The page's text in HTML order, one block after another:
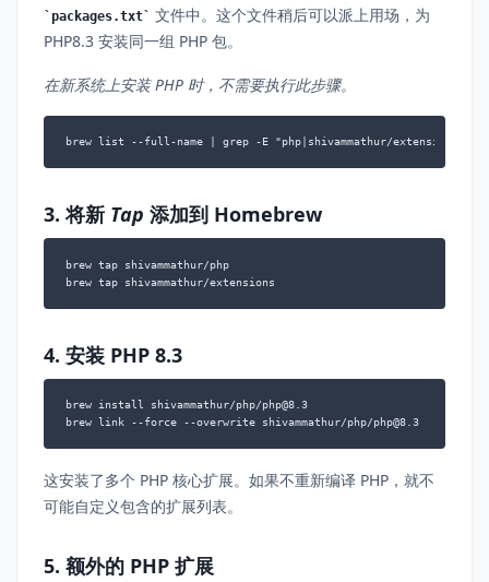
packages.txt
文件中。这个文件稍后可以派上用场，为
PHP8.3 安装同一组 PHP 包。
在新系统上安装 PHP 时，不需要执行此步骤。
brew list --full-name | grep -E "php|shivammathur/extensions" |
3. 将新 Tap 添加到 Homebrew
brew tap shivammathur/php
brew tap shivammathur/extensions
4. 安装 PHP 8.3
brew install shivammathur/php/php@8.3
brew link --force --overwrite shivammathur/php/php@8.3
这安装了多个 PHP 核心扩展。如果不重新编译 PHP，就不
可能自定义包含的扩展列表。
5. 额外的 PHP 扩展